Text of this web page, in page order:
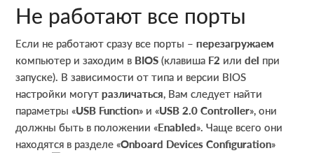
Не работают все порты
Если не работают сразу все порты –перезагружаем
компьютер и заходим в BIOS(клавиша F2 илиdel при
запуске). В зависимости от типа и версии BIOS
настройки могутразличаться, Вам следует найти
параметры «USB Function» и «USB 2.0 Controller», они
должны быть в положении «Enabled». Чаще всего они
находятся в разделе «Onboard Devices Configuration»